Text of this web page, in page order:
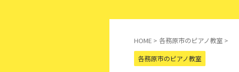
HOME > 各務原市のピアノ教室 >
各務原市のピアノ教室